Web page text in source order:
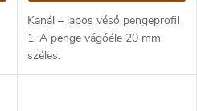
Kanál – lapos véső pengeprofil
1. A penge vágóéle 20 mm
széles.